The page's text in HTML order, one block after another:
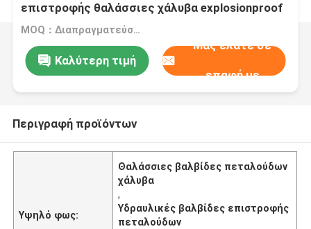
επιστροφής θαλάσσιες χάλυβα explosionproof
MOQ：Διαπραγματεύσιμος
Καλύτερη τιμή
Μας ελάτε σε
επαφή με
Περιγραφή προϊόντων
Υψηλό φως:
Θαλάσσιες βαλβίδες πεταλούδων
χάλυβα
,
Υδραυλικές βαλβίδες επιστροφής
πεταλούδων